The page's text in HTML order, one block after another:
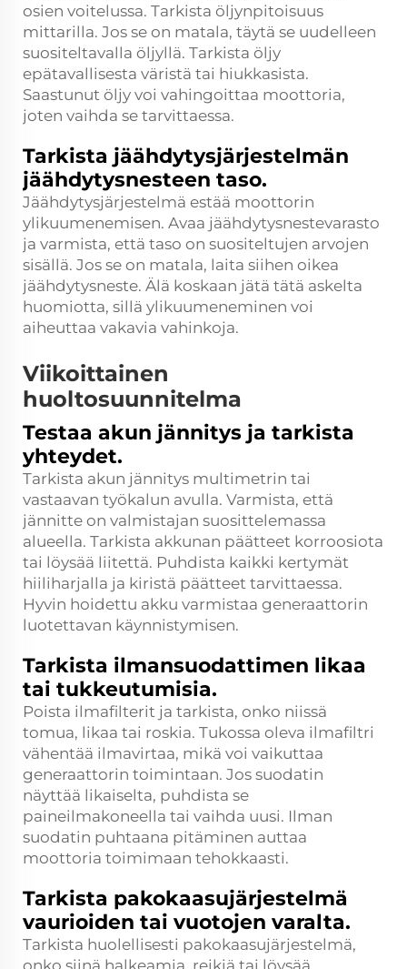
osien voitelussa. Tarkista öljynpitoisuus
mittarilla. Jos se on matala, täytä se uudelleen
suositeltavalla öljyllä. Tarkista öljy
epätavallisesta väristä tai hiukkasista.
Saastunut öljy voi vahingoittaa moottoria,
joten vaihda se tarvittaessa.
Tarkista jäähdytysjärjestelmän
jäähdytysnesteen taso.
Jäähdytysjärjestelmä estää moottorin
ylikuumenemisen. Avaa jäähdytysnestevarasto
ja varmista, että taso on suositeltujen arvojen
sisällä. Jos se on matala, laita siihen oikea
jäähdytysneste. Älä koskaan jätä tätä askelta
huomiotta, sillä ylikuumeneminen voi
aiheuttaa vakavia vahinkoja.
Viikoittainen
huoltosuunnitelma
Testaa akun jännitys ja tarkista
yhteydet.
Tarkista akun jännitys multimetrin tai
vastaavan työkalun avulla. Varmista, että
jännitte on valmistajan suosittelemassa
alueella. Tarkista akkunan päätteet korroosiota
tai löysää liitettä. Puhdista kaikki kertymät
hiiliharjalla ja kiristä päätteet tarvittaessa.
Hyvin hoidettu akku varmistaa generaattorin
luotettavan käynnistymisen.
Tarkista ilmansuodattimen likaa
tai tukkeutumisia.
Poista ilmafilterit ja tarkista, onko niissä
tomua, likaa tai roskia. Tukossa oleva ilmafiltri
vähentää ilmavirtaa, mikä voi vaikuttaa
generaattorin toimintaan. Jos suodatin
näyttää likaiselta, puhdista se
paineilmakoneella tai vaihda uusi. Ilman
suodatin puhtaana pitäminen auttaa
moottoria toimimaan tehokkaasti.
Tarkista pakokaasujärjestelmä
vaurioiden tai vuotojen varalta.
Tarkista huolellisesti pakokaasujärjestelmä,
onko siinä halkeamia, reikiä tai löysää